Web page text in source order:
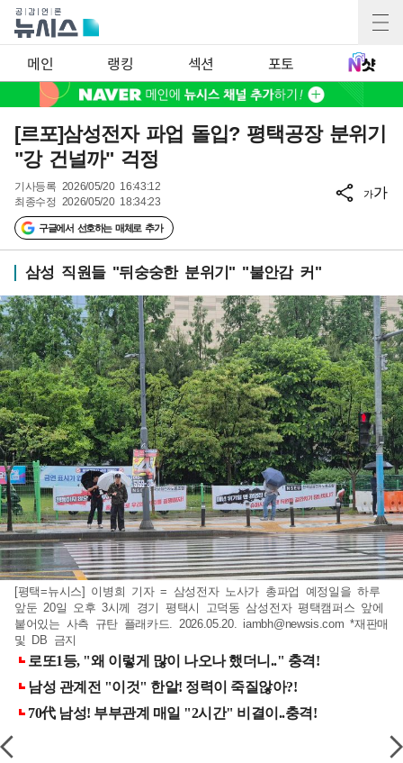
메인 랭킹 섹션 포토
[르포]삼성전자 파업 돌입? 평택공장 분위기
"강 건널까" 걱정
기사등록 2026/05/20 16:43:12
최종수정 2026/05/20 18:34:23
구글에서 선호하는 매체로 추가
가가
삼성 직원들 "뒤숭숭한 분위기" "불안감 커"
[평택=뉴시스] 이병희 기자 = 삼성전자 노사가 총파업 예정일을 하루
앞둔 20일 오후 3시께 경기 평택시 고덕동 삼성전자 평택캠퍼스 앞에
붙어있는 사측 규탄 플래카드. 2026.05.20. iambh@newsis.com *재판매
및 DB 금지